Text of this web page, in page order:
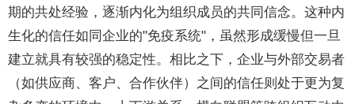
期的共处经验，逐渐内化为组织成员的共同信念。这种内
生化的信任如同企业的"免疫系统"，虽然形成缓慢但一旦
建立就具有较强的稳定性。相比之下，企业与外部交易者
（如供应商、客户、合作伙伴）之间的信任则处于更为复